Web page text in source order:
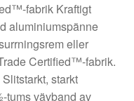
fabrik Kraftigt
aluminiumspänne
eller
Certified™-fabrik.
starkt
tums vävband av